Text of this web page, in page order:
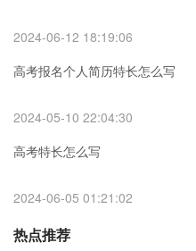
2024-06-12 18:19:06
高考报名个人简历特长怎么写
2024-05-10 22:04:30
高考特长怎么写
2024-06-05 01:21:02
热点推荐